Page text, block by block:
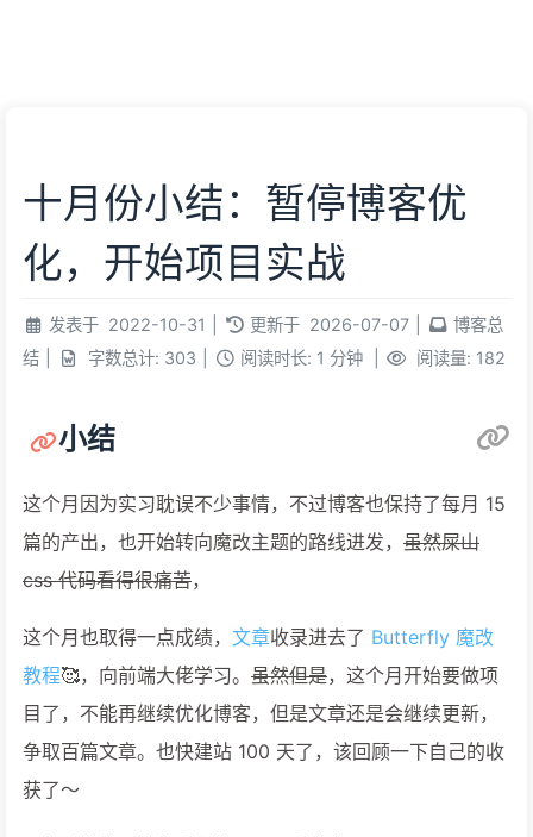
十月份小结：暂停博客优
化，开始项目实战
发表于 2022-10-31 更新于 2026-07-07
博客总
结
字数总计: 303 阅读时长: 1 分钟 阅读量: 182
小结
这个月因为实习耽误不少事情，不过博客也保持了每月 15
篇的产出，也开始转向魔改主题的路线进发， 虽然屎山
css 代码看得很痛苦，
这个月也取得一点成绩， 文章收录进去了 Butterfly 魔改
教程🥰，向前端大佬学习。 虽然但是，这个月开始要做项
目了，不能再继续优化博客，但是文章还是会继续更新，
争取百篇文章。也快建站 100 天了，该回顾一下自己的收
获了～